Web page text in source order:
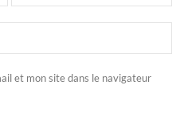
et mon site dans le navigateur